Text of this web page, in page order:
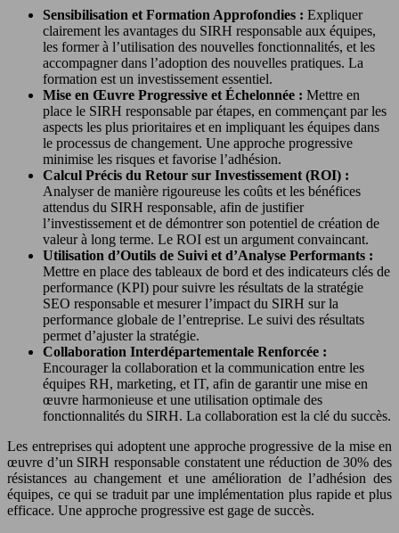
Sensibilisation et Formation Approfondies : Expliquer
clairement les avantages du SIRH responsable aux équipes,
les former à l’utilisation des nouvelles fonctionnalités, et les
accompagner dans l’adoption des nouvelles pratiques. La
formation est un investissement essentiel.
Mise en Œuvre Progressive et Échelonnée : Mettre en
place le SIRH responsable par étapes, en commençant par les
aspects les plus prioritaires et en impliquant les équipes dans
le processus de changement. Une approche progressive
minimise les risques et favorise l’adhésion.
Calcul Précis du Retour sur Investissement (ROI) :
Analyser de manière rigoureuse les coûts et les bénéfices
attendus du SIRH responsable, afin de justifier
l’investissement et de démontrer son potentiel de création de
valeur à long terme. Le ROI est un argument convaincant.
Utilisation d’Outils de Suivi et d’Analyse Performants :
Mettre en place des tableaux de bord et des indicateurs clés de
performance (KPI) pour suivre les résultats de la stratégie
SEO responsable et mesurer l’impact du SIRH sur la
performance globale de l’entreprise. Le suivi des résultats
permet d’ajuster la stratégie.
Collaboration Interdépartementale Renforcée :
Encourager la collaboration et la communication entre les
équipes RH, marketing, et IT, afin de garantir une mise en
œuvre harmonieuse et une utilisation optimale des
fonctionnalités du SIRH. La collaboration est la clé du succès.
Les entreprises qui adoptent une approche progressive de la mise en
œuvre d’un SIRH responsable constatent une réduction de 30% des
résistances au changement et une amélioration de l’adhésion des
équipes, ce qui se traduit par une implémentation plus rapide et plus
efficace. Une approche progressive est gage de succès.